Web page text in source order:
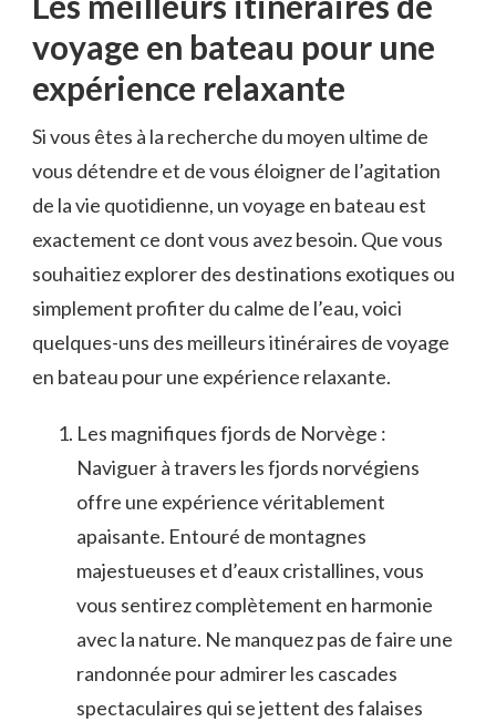
voyage en bateau pour une
expérience relaxante
Si vous êtes à la recherche du ‌moyen ‍ultime de
vous détendre et de‍ vous éloigner de l’agitation
de la vie quotidienne,​ un voyage en bateau est
exactement ‍ce dont vous avez besoin. Que vous
souhaitiez explorer des destinations exotiques ou
simplement profiter du calme de l’eau, voici
quelques-uns des meilleurs itinéraires de voyage
en bateau pour une expérience relaxante.
Les magnifiques fjords de Norvège :
Naviguer à travers les fjords norvégiens
offre une expérience véritablement
apaisante. Entouré de ⁣montagnes
majestueuses‍ et d’eaux cristallines, vous
vous sentirez complètement en harmonie
avec la nature. Ne manquez pas de faire une
randonnée pour ⁢admirer les cascades
spectaculaires qui se jettent⁣ des falaises